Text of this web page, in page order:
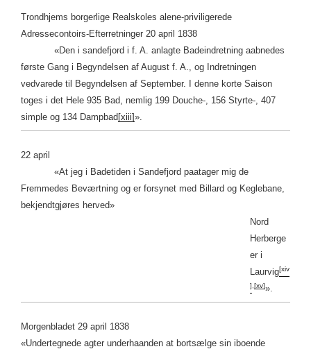
Trondhjems borgerlige Realskoles alene-priviligerede
Adressecontoirs-Efterretninger 20 april 1838
«Den i sandefjord i f. A. anlagte Badeindretning aabnedes
første Gang i Begyndelsen af August f. A., og Indretningen
vedvarede til Begyndelsen af September. I denne korte Saison
toges i det Hele 935 Bad, nemlig 199 Douche-, 156 Styrte-, 407
simple og 134 Dampbad [xiii]».
22 april
«At jeg i Badetiden i Sandefjord paatager mig de
Fremmedes Beværtning og er forsynet med Billard og Keglebane,
bekjendtgjøres herved»
Nord
Herberge
er i
Laurvig[xiv
] [xv]».
Morgenbladet 29 april 1838
«Undertegnede agter underhaanden at bortsælge sin iboende